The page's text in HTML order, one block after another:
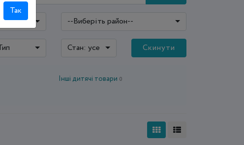
--Виберіть район--
Стан: усе Скинути
Інші дитячі товари 0
Так